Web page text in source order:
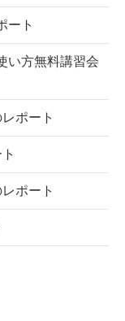
ート
い方無料講習会
ポート
ポート